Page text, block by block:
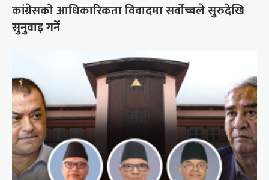
कांग्रेसको आधिकारिकता विवादमा सर्वोच्चले सुरुदेखि
सुनुवाइ गर्ने